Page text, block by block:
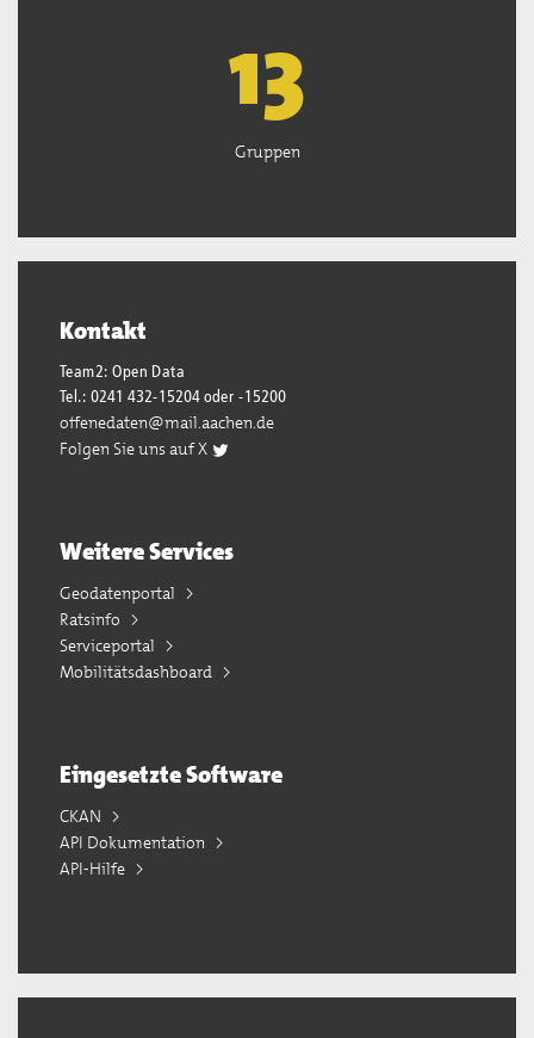
13
Gruppen
Kontakt
Team2: Open Data
Tel.: 0241 432-15204 oder -15200
offenedaten@mail.aachen.de
Folgen Sie uns auf X
Weitere Services
Geodatenportal
Ratsinfo
Serviceportal
Mobilitätsdashboard
Eingesetzte Software
CKAN
API Dokumentation
API-Hilfe